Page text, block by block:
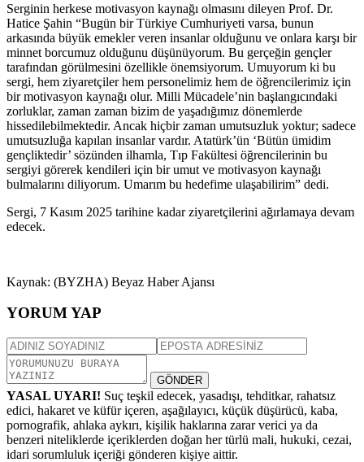
Serginin herkese motivasyon kaynağı olmasını dileyen Prof. Dr.
Hatice Şahin “Bugün bir Türkiye Cumhuriyeti varsa, bunun
arkasında büyük emekler veren insanlar olduğunu ve onlara karşı bir
minnet borcumuz olduğunu düşünüyorum. Bu gerçeğin gençler
tarafından görülmesini özellikle önemsiyorum. Umuyorum ki bu
sergi, hem ziyaretçiler hem personelimiz hem de öğrencilerimiz için
bir motivasyon kaynağı olur. Milli Mücadele’nin başlangıcındaki
zorluklar, zaman zaman bizim de yaşadığımız dönemlerde
hissedilebilmektedir. Ancak hiçbir zaman umutsuzluk yoktur; sadece
umutsuzluğa kapılan insanlar vardır. Atatürk’ün ‘Bütün ümidim
gençliktedir’ sözünden ilhamla, Tıp Fakültesi öğrencilerinin bu
sergiyi görerek kendileri için bir umut ve motivasyon kaynağı
bulmalarını diliyorum. Umarım bu hedefime ulaşabilirim” dedi.
Sergi, 7 Kasım 2025 tarihine kadar ziyaretçilerini ağırlamaya devam
edecek.
Kaynak: (BYZHA) Beyaz Haber Ajansı
YORUM YAP
GÖNDER
YASAL UYARI! Suç teşkil edecek, yasadışı, tehditkar, rahatsız
edici, hakaret ve küfür içeren, aşağılayıcı, küçük düşürücü, kaba,
pornografik, ahlaka aykırı, kişilik haklarına zarar verici ya da
benzeri niteliklerde içeriklerden doğan her türlü mali, hukuki, cezai,
idari sorumluluk içeriği gönderen kişiye aittir.